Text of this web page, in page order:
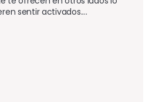
sentir activados....